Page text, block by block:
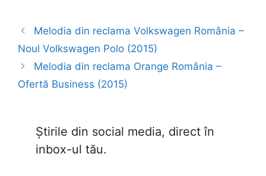
Melodia din reclama Volkswagen România –
Noul Volkswagen Polo (2015)
Melodia din reclama Orange România –
Ofertă Business (2015)
Știrile din social media, direct în
inbox-ul tău.